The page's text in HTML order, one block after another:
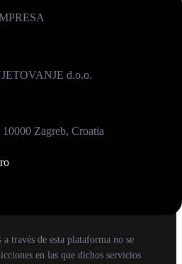
d.o.o.
Zagreb, Croatia
través de esta plataforma no se
en las que dichos servicios